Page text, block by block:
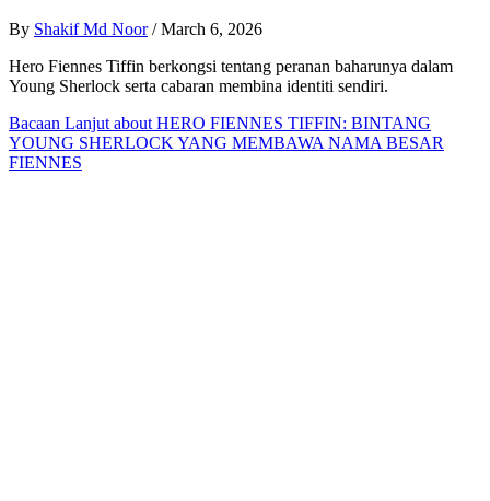
By Shakif Md Noor / March 6, 2026
Hero Fiennes Tiffin berkongsi tentang peranan baharunya dalam
Young Sherlock serta cabaran membina identiti sendiri.
Bacaan Lanjut about HERO FIENNES TIFFIN: BINTANG
YOUNG SHERLOCK YANG MEMBAWA NAMA BESAR
FIENNES